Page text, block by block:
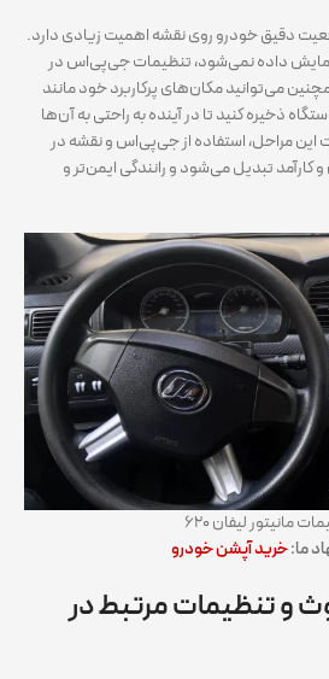
دقیق خودرو روی نقشه اهمیت زیادی دارد.
داده نمی‌شود، تنظیمات جی‌پی‌اس در
می‌توانید مکان‌های پرکاربرد خود مانند
ذخیره کنید تا در آینده به راحتی به آن‌ها
این مراحل، استفاده از جی‌پی‌اس و نقشه در
و کارآمد تبدیل می‌شود و رانندگی ایمن‌تر و
مانیتور لیفان ۶۲۰
ما:خرید آپشن خودرو
و تنظیمات مرتبط در